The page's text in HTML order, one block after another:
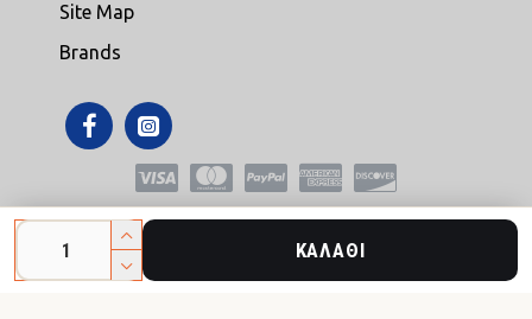
ΚΑΛΆΘΙ
Site Map
Brands
Copyright © 2021,mikroepipla.gr , All Rights Reserved